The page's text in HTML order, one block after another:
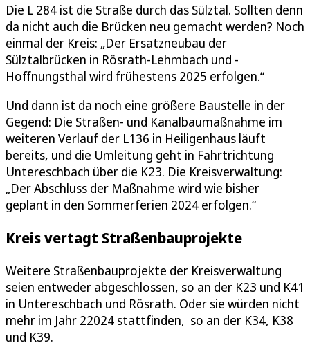
Die L 284 ist die Straße durch das Sülztal. Sollten denn
da nicht auch die Brücken neu gemacht werden? Noch
einmal der Kreis: „Der Ersatzneubau der
Sülztalbrücken in Rösrath-Lehmbach und -
Hoffnungsthal wird frühestens 2025 erfolgen.“
Und dann ist da noch eine größere Baustelle in der
Gegend: Die Straßen- und Kanalbaumaßnahme im
weiteren Verlauf der L136 in Heiligenhaus läuft
bereits, und die Umleitung geht in Fahrtrichtung
Untereschbach über die K23. Die Kreisverwaltung:
„Der Abschluss der Maßnahme wird wie bisher
geplant in den Sommerferien 2024 erfolgen.“
Kreis vertagt Straßenbauprojekte
Weitere Straßenbauprojekte der Kreisverwaltung
seien entweder abgeschlossen, so an der K23 und K41
in Untereschbach und Rösrath. Oder sie würden nicht
mehr im Jahr 22024 stattfinden, so an der K34, K38
und K39.